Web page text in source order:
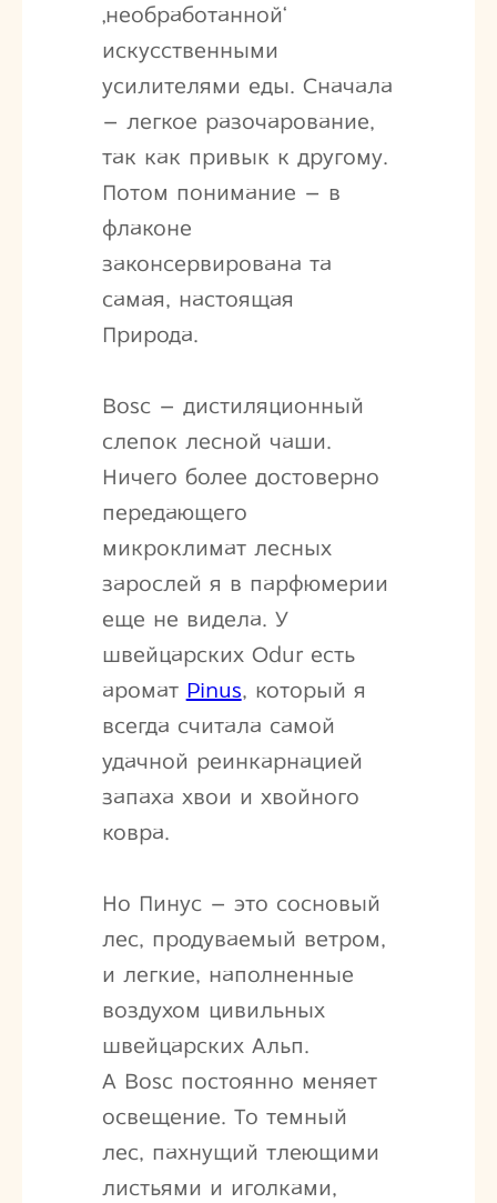
‚необработанной‘
искусственными
усилителями еды. Сначала
– легкое разочарование,
так как привык к другому.
Потом понимание – в
флаконе
законсервирована та
самая, настоящая
Природа.
Bosc – дистиляционный
слепок лесной чаши.
Ничего более достоверно
передающего
микроклимат лесных
зарослей я в парфюмерии
еще не видела. У
швейцарских Odur есть
аромат Pinus, который я
всегда считала самой
удачной реинкарнацией
запаха хвои и хвойного
ковра.
Но Пинус – это сосновый
лес, продуваемый ветром,
и легкие, наполненные
воздухом цивильных
швейцарских Альп.
А Bosc постоянно меняет
освещение. То темный
лес, пахнущий тлеющими
листьями и иголками,